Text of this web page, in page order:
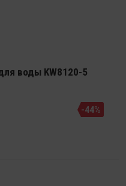
воды KW8120-5
-44%